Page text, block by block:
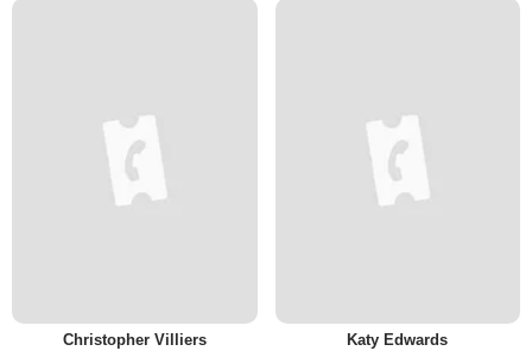
Christopher Villiers Katy Edwards